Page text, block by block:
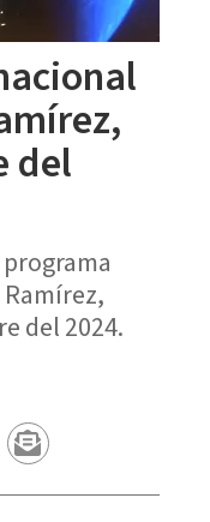
del
del 2024.